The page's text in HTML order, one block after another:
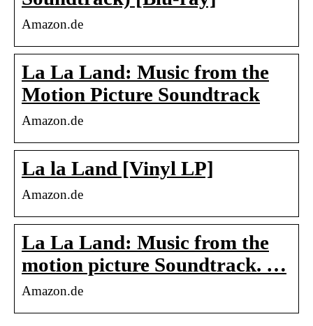
Amazon.de
La La Land: Music from the
Motion Picture Soundtrack
Amazon.de
La la Land [Vinyl LP]
Amazon.de
La La Land: Music from the
motion picture Soundtrack. …
Amazon.de